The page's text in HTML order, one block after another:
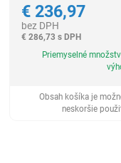
€ 236,97
bez DPH
€ 286,73 s DPH
Priemyselné
Obsah košíka je
neskoršie